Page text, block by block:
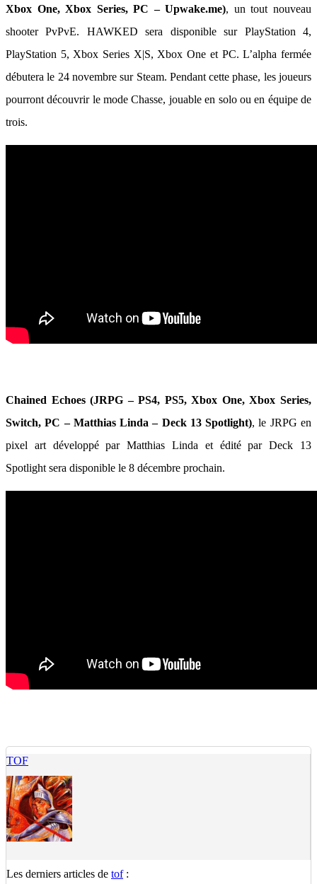
Xbox One, Xbox Series, PC – Upwake.me), un tout nouveau
shooter PvPvE. HAWKED sera disponible sur PlayStation 4,
PlayStation 5, Xbox Series X|S, Xbox One et PC. L’alpha fermée
débutera le 24 novembre sur Steam. Pendant cette phase, les joueurs
pourront découvrir le mode Chasse, jouable en solo ou en équipe de
trois.
Chained Echoes (JRPG – PS4, PS5, Xbox One, Xbox Series,
Switch, PC – Matthias Linda – Deck 13 Spotlight), le JRPG en
pixel art développé par Matthias Linda et édité par Deck 13
Spotlight sera disponible le 8 décembre prochain.
TOF
Les derniers articles de tof: